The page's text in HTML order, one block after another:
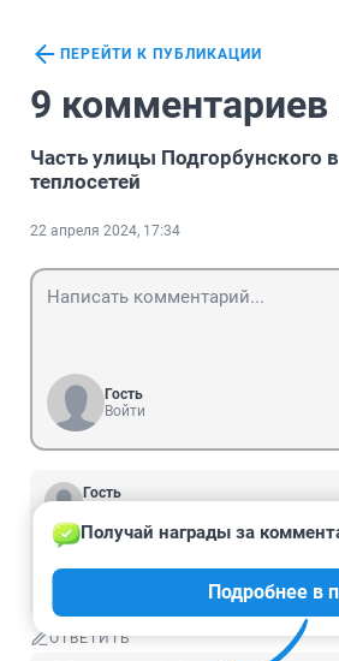
ПЕРЕЙТИ К ПУБЛИКАЦИИ
9 комментариев
Часть улицы Подгорбунского
теплосетей
22 апреля 2024, 17:34
Гость
Войти
Гость
Да ладно Вам, проще там все,
бывшей военной части. Сейчас
что котельная машзавода не
ОТВЕТИТЬ
Получай награды за
Подробнее в